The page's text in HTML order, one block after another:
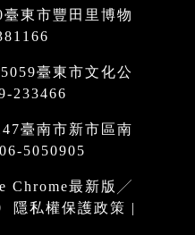
東市豐田里博物
臺東市文化公
233466
臺南市新市區南
5050905
Chrome最新版╱
隱私權保護政策 |